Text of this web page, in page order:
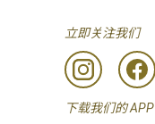
立即关注我们
下载我们的 APP